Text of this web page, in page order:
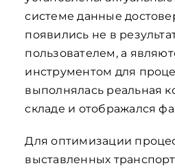
системе данные
появились не в
пользователем, а
инструментом для
выполнялась реальная
складе и отображался
Для оптимизации
выставленных